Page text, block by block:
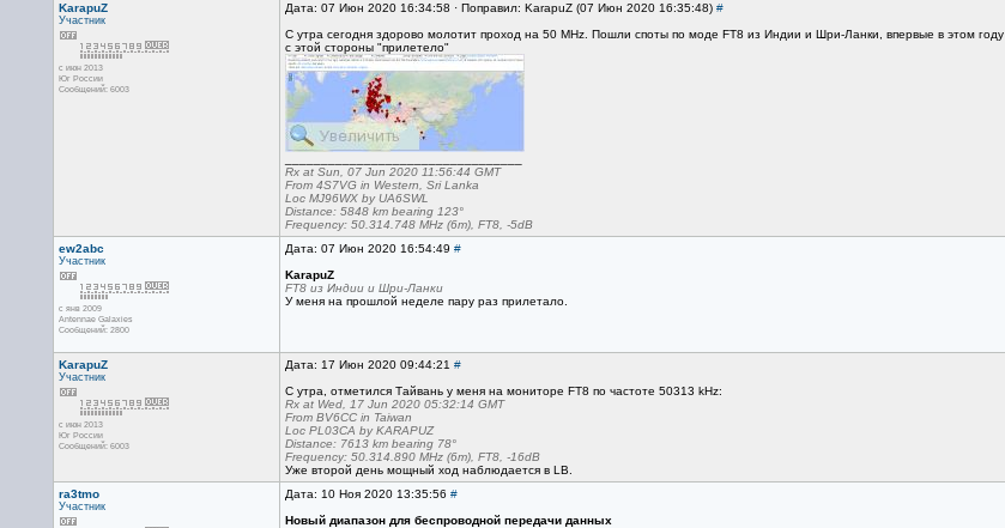
KarapuZ
Участник
с июн 2013
Юг России
Сообщений: 6003
Дата: 07 Июн 2020 16:34:58 · Поправил: KarapuZ (07 Июн 2020 16:35:48) #
С утра сегодня здорово молотит проход на 50 MHz. Пошли споты по моде FT8 из Индии и Шри-Ланки, впервые в этом году
с этой стороны "прилетело"
Rx at Sun, 07 Jun 2020 11:56:44 GMT
From 4S7VG in Western, Sri Lanka
Loc MJ96WX by UA6SWL
Distance: 5848 km bearing 123°
Frequency: 50.314.748 MHz (6m), FT8, -5dB
ew2abc
Участник
с янв 2009
Antennae Galaxies
Сообщений: 2800
Дата: 07 Июн 2020 16:54:49 #
KarapuZ
FT8 из Индии и Шри-Ланки
У меня на прошлой неделе пару раз прилетало.
KarapuZ
Участник
с июн 2013
Юг России
Сообщений: 6003
Дата: 17 Июн 2020 09:44:21 #
С утра, отметился Тайвань у меня на мониторе FT8 по частоте 50313 kHz:
Rx at Wed, 17 Jun 2020 05:32:14 GMT
From BV6CC in Taiwan
Loc PL03CA by KARAPUZ
Distance: 7613 km bearing 78°
Frequency: 50.314.890 MHz (6m), FT8, -16dB
Уже второй день мощный ход наблюдается в LB.
ra3tmo
Участник
Дата: 10 Ноя 2020 13:35:56 #
Новый диапазон для беспроводной передачи данных